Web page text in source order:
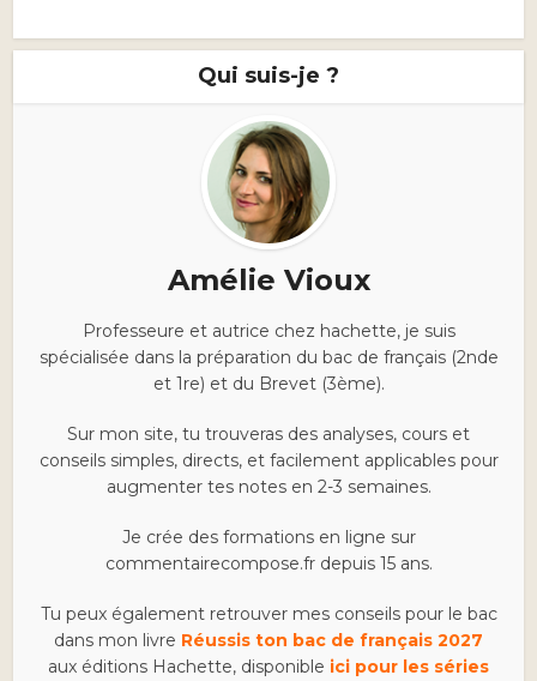
Qui suis-je ?
Amélie Vioux
Professeure et autrice chez hachette, je suis
spécialisée dans la préparation du bac de français (2nde
et 1re) et du Brevet (3ème).
Sur mon site, tu trouveras des analyses, cours et
conseils simples, directs, et facilement applicables pour
augmenter tes notes en 2-3 semaines.
Je crée des formations en ligne sur
commentairecompose.fr depuis 15 ans.
Tu peux également retrouver mes conseils pour le bac
dans mon livre Réussis ton bac de français 2027
aux éditions Hachette, disponible ici pour les séries